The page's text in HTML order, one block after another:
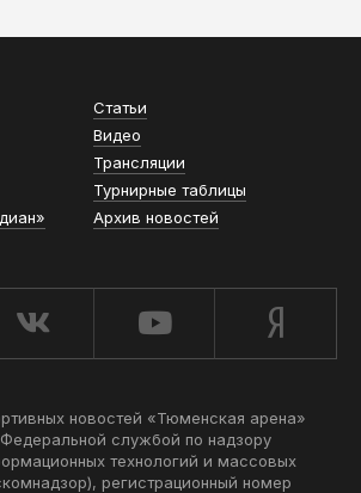
Статьи
Видео
Трансляции
Турнирные таблицы
Архив новостей
новостей «Тюменская арена»
службой по надзору
технологий и массовых
регистрационный номер